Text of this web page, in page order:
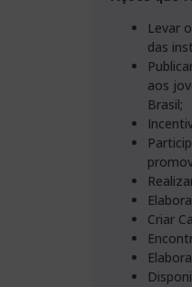
Levar
das
aos
Brasil;
Criar